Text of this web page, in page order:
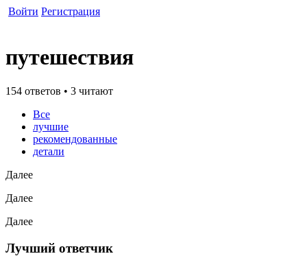
Войти Регистрация
путешествия
154 ответов • 3 читают
Все
лучшие
рекомендованные
детали
Далее
Далее
Далее
Лучший ответчик